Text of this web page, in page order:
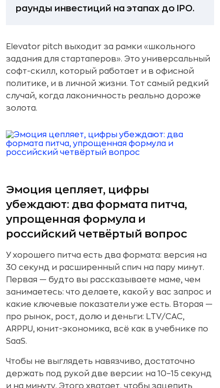
раунды инвестиций на этапах до IPO.
Elevator pitch выходит за рамки «школьного
задания для стартаперов». Это универсальный
софт-скилл, который работает и в офисной
политике, и в личной жизни. Тот самый редкий
случай, когда лаконичность реально дороже
золота.
Эмоция цепляет, цифры
убеждают: два формата питча,
упрощенная формула и
российский четвёртый вопрос
У хорошего питча есть два формата: версия на
30 секунд и расширенный спич на пару минут.
Первая — будто вы рассказываете маме, чем
занимаетесь: что делаете, какой у вас запрос и
какие ключевые показатели уже есть. Вторая —
про рынок, рост, долю и деньги: LTV/CAC,
ARPPU, юнит-экономика, всё как в учебнике по
SaaS.
Чтобы не выглядеть навязчиво, достаточно
держать под рукой две версии: на 10–15 секунд
и на минуту. Этого хватает, чтобы зацепить